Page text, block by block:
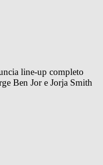
line-up completo
Ben Jor e Jorja Smith